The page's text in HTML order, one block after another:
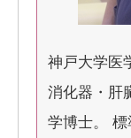
神戸大学医
消化器・肝
学博士。